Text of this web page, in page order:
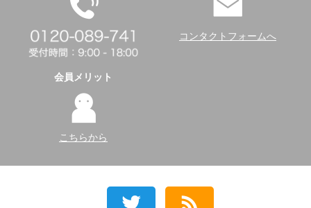
コンタクトフォームへ
会員メリット
こちらから